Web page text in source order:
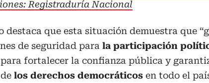
Registraduría Nacional
destaca que esta situación demuestra que
de seguridad para la participación
fortalecer la confianza pública y
los derechos democráticos en todo el